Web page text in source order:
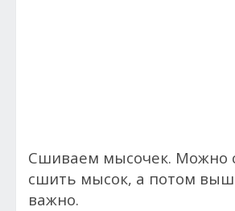
Сшиваем мысочек. Можно
сшить мысок, а потом
важно.